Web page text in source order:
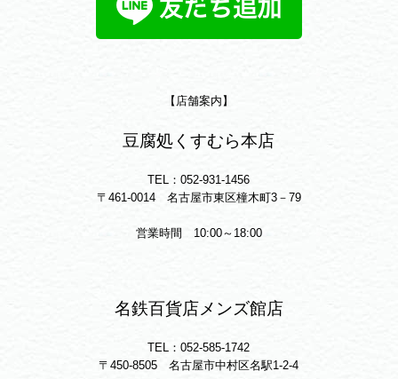
【店舗案内】
豆腐処くすむら本店
TEL：052-931-1456
〒461-0014 名古屋市東区橦木町3－79
営業時間 10:00～18:00
名鉄百貨店メンズ館店
TEL：052-585-1742
〒450-8505 名古屋市中村区名駅1-2-4